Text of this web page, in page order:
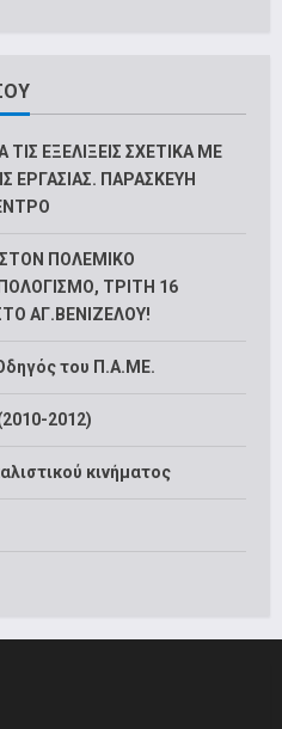
ΕΞΕΛΙΞΕΙΣ ΣΧΕΤΙΚΑ ΜΕ
ΕΡΓΑΣΙΑΣ. ΠΑΡΑΣΚΕΥΗ
ΠΟΛΕΜΙΚΟ
ΤΡΙΤΗ 16
ΑΓ.ΒΕΝΙΖΕΛΟΥ!
του Π.Α.ΜΕ.
2012)
κινήματος